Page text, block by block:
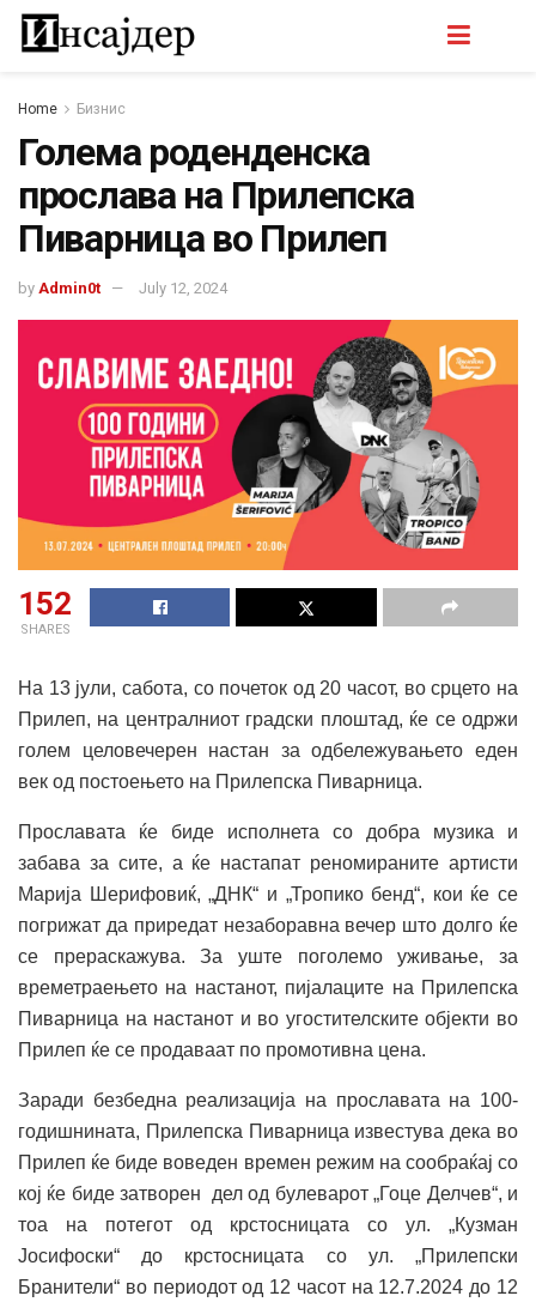
Home Бизнис
Голема роденденска
прослава на Прилепска
Пиварница во Прилеп
by Admin0t July 12, 2024
152
SHARES
На 13 јули, сабота, со почеток од 20 часот, во срцето на
Прилеп, на централниот градски плоштад, ќе се одржи
голем целовечерен настан за одбележувањето еден
век од постоењето на Прилепска Пиварница.
Прославата ќе биде исполнета со добра музика и
забава за сите, а ќе настапат реномираните артисти
Марија Шерифовиќ, „ДНК“ и „Тропико бенд“, кои ќе се
погрижат да приредат незаборавна вечер што долго ќе
се прераскажува. За уште поголемо уживање, за
времетраењето на настанот, пијалаците на Прилепска
Пиварница на настанот и во угостителските објекти во
Прилеп ќе се продаваат по промотивна цена.
Заради безбедна реализација на прославата на 100-
годишнината, Прилепска Пиварница известува дека во
Прилеп ќе биде воведен времен режим на сообраќај со
кој ќе биде затворен дел од булеварот „Гоце Делчев“, и
тоа на потегот од крстосницата со ул. „Кузман
Јосифоски“ до крстосницата со ул. „Прилепски
Бранители“ во периодот од 12 часот на 12.7.2024 до 12